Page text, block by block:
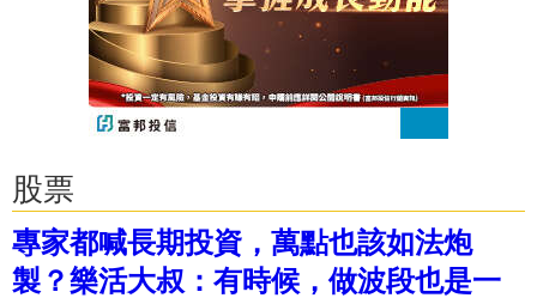
股票
專家都喊長期投資，萬點也該如法炮
製？樂活大叔：有時候，做波段也是一